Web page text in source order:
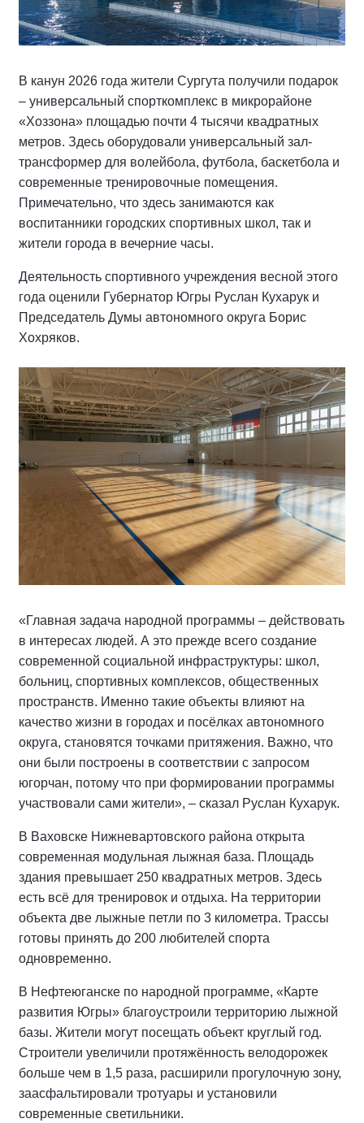
В канун 2026 года жители Сургута получили подарок
– универсальный спорткомплекс в микрорайоне
«Хоззона» площадью почти 4 тысячи квадратных
метров. Здесь оборудовали универсальный зал-
трансформер для волейбола, футбола, баскетбола и
современные тренировочные помещения.
Примечательно, что здесь занимаются как
воспитанники городских спортивных школ, так и
жители города в вечерние часы.
Деятельность спортивного учреждения весной этого
года оценили Губернатор Югры Руслан Кухарук и
Председатель Думы автономного округа Борис
Хохряков.
«Главная задача народной программы – действовать
в интересах людей. А это прежде всего создание
современной социальной инфраструктуры: школ,
больниц, спортивных комплексов, общественных
пространств. Именно такие объекты влияют на
качество жизни в городах и посёлках автономного
округа, становятся точками притяжения. Важно, что
они были построены в соответствии с запросом
югорчан, потому что при формировании программы
участвовали сами жители», – сказал Руслан Кухарук.
В Ваховске Нижневартовского района открыта
современная модульная лыжная база. Площадь
здания превышает 250 квадратных метров. Здесь
есть всё для тренировок и отдыха. На территории
объекта две лыжные петли по 3 километра. Трассы
готовы принять до 200 любителей спорта
одновременно.
В Нефтеюганске по народной программе, «Карте
развития Югры» благоустроили территорию лыжной
базы. Жители могут посещать объект круглый год.
Строители увеличили протяжённость велодорожек
больше чем в 1,5 раза, расширили прогулочную зону,
заасфальтировали тротуары и установили
современные светильники.